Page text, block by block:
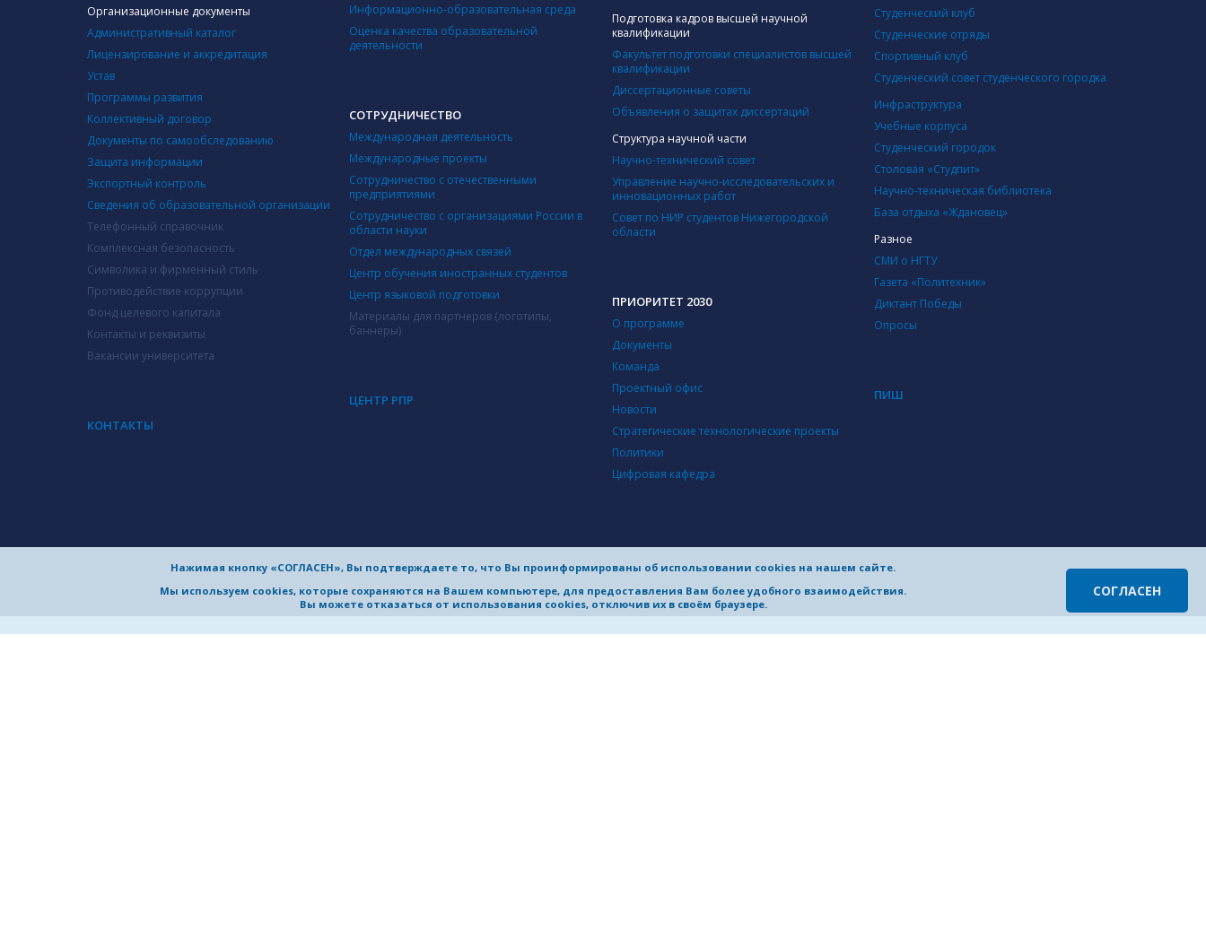
Нажимая кнопку «СОГЛАСЕН», Вы подтверждаете то, что Вы проинформированы об использовании cookies на нашем сайте.
Мы используем cookies, которые сохраняются на Вашем компьютере, для предоставления Вам более удобного взаимодействия.
Вы можете отказаться от использования cookies, отключив их в своём браузере.
СОГЛАСЕН
Организационные документы
Административный каталог
Лицензирование и аккредитация
Устав
Программы развития
Коллективный договор
Документы по самообследованию
Защита информации
Экспортный контроль
Сведения об образовательной организации
Телефонный справочник
Комплексная безопасность
Символика и фирменный стиль
Противодействие коррупции
Фонд целевого капитала
Контакты и реквизиты
Вакансии университета
Информационно-образовательная среда
Оценка качества образовательной
деятельности
Подготовка кадров высшей научной
квалификации
Факультет подготовки специалистов высшей
квалификации
Диссертационные советы
Объявления о защитах диссертаций
Структура научной части
Научно-технический совет
Управление научно-исследовательских и
инновационных работ
Совет по НИР студентов Нижегородской
области
Студенческий клуб
Студенческие отряды
Cпортивный клуб
Студенческий совет студенческого городка
Инфраструктура
Учебные корпуса
Студенческий городок
Столовая «Студпит»
Научно-техническая библиотека
База отдыха «Ждановец»
Разное
СМИ о НГТУ
Газета «Политехник»
Диктант Победы
Опросы
СОТРУДНИЧЕСТВО
Международная деятельность
Международные проекты
Сотрудничество с отечественными
предприятиями
Сотрудничество с организациями России в
области науки
Отдел международных связей
Центр обучения иностранных студентов
Центр языковой подготовки
Материалы для партнеров (логотипы,
баннеры)
ПРИОРИТЕТ 2030
О программе
Документы
Команда
Проектный офис
Новости
Стратегические технологические проекты
Политики
Цифровая кафедра
ПИШ
ЦЕНТР РПР
КОНТАКТЫ
© 2026 Нижегородский Государственный Технический Университет им. Р.Е. Алексеева